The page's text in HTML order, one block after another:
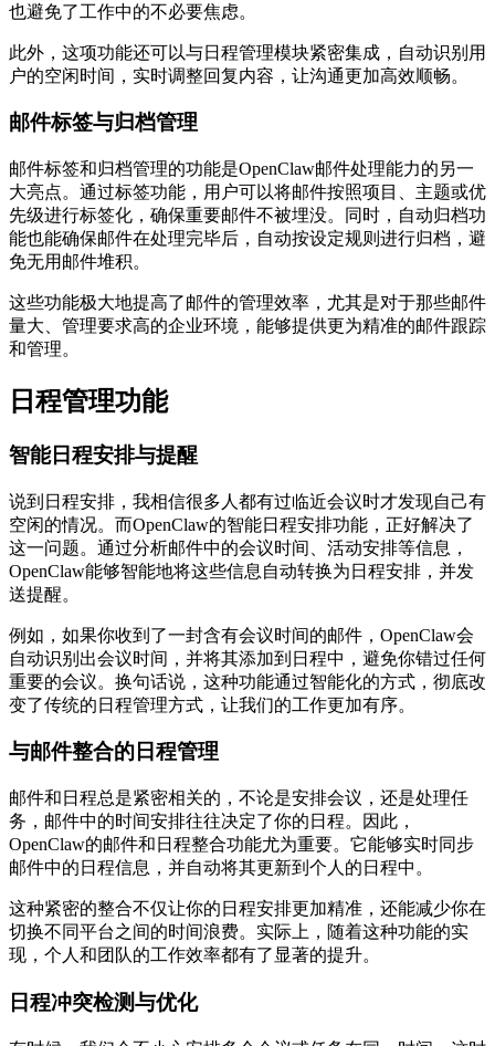
也避免了工作中的不必要焦虑。
此外，这项功能还可以与日程管理模块紧密集成，自动识别用
户的空闲时间，实时调整回复内容，让沟通更加高效顺畅。
邮件标签与归档管理
邮件标签和归档管理的功能是OpenClaw邮件处理能力的另一
大亮点。通过标签功能，用户可以将邮件按照项目、主题或优
先级进行标签化，确保重要邮件不被埋没。同时，自动归档功
能也能确保邮件在处理完毕后，自动按设定规则进行归档，避
免无用邮件堆积。
这些功能极大地提高了邮件的管理效率，尤其是对于那些邮件
量大、管理要求高的企业环境，能够提供更为精准的邮件跟踪
和管理。
日程管理功能
智能日程安排与提醒
说到日程安排，我相信很多人都有过临近会议时才发现自己有
空闲的情况。而OpenClaw的智能日程安排功能，正好解决了
这一问题。通过分析邮件中的会议时间、活动安排等信息，
OpenClaw能够智能地将这些信息自动转换为日程安排，并发
送提醒。
例如，如果你收到了一封含有会议时间的邮件，OpenClaw会
自动识别出会议时间，并将其添加到日程中，避免你错过任何
重要的会议。换句话说，这种功能通过智能化的方式，彻底改
变了传统的日程管理方式，让我们的工作更加有序。
与邮件整合的日程管理
邮件和日程总是紧密相关的，不论是安排会议，还是处理任
务，邮件中的时间安排往往决定了你的日程。因此，
OpenClaw的邮件和日程整合功能尤为重要。它能够实时同步
邮件中的日程信息，并自动将其更新到个人的日程中。
这种紧密的整合不仅让你的日程安排更加精准，还能减少你在
切换不同平台之间的时间浪费。实际上，随着这种功能的实
现，个人和团队的工作效率都有了显著的提升。
日程冲突检测与优化